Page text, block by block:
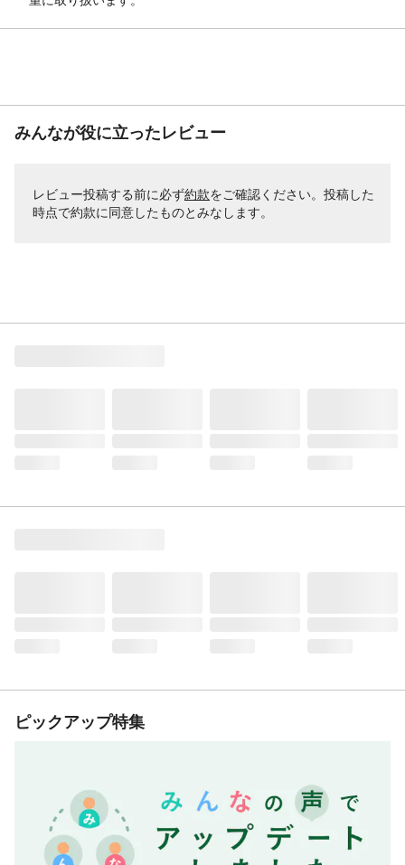
みんなが役に立ったレビュー
レビュー投稿する前に必ず約款をご確認ください。投稿した
時点で約款に同意したものとみなします。
ピックアップ特集